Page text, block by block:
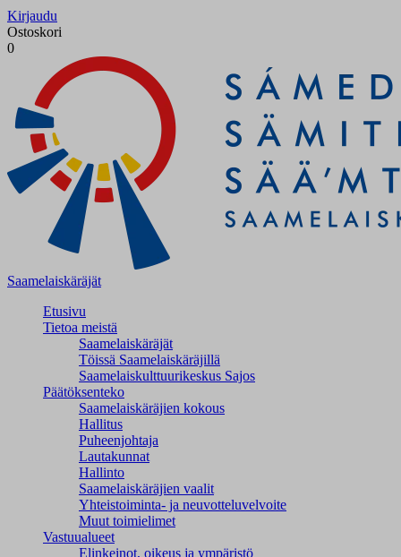
Kirjaudu
Ostoskori
0
Saamelaiskäräjät
Etusivu
Tietoa meistä
Saamelaiskäräjät
Töissä Saamelaiskäräjillä
Saamelaiskulttuuri­keskus Sajos
Päätöksenteko
Saamelaiskäräjien kokous
Hallitus
Puheenjohtaja
Lautakunnat
Hallinto
Saamelaiskäräjien vaalit
Yhteistoiminta- ja neuvotteluvelvoite
Muut toimielimet
Vastuualueet
Elinkeinot, oikeus ja ympäristö